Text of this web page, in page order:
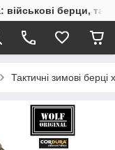
берци,
Тактичні зимові